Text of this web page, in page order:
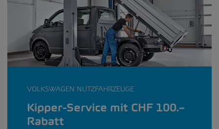
VOLKSWAGEN NUTZFAHRZEUGE
Kipper-Service mit CHF 100.–
Rabatt